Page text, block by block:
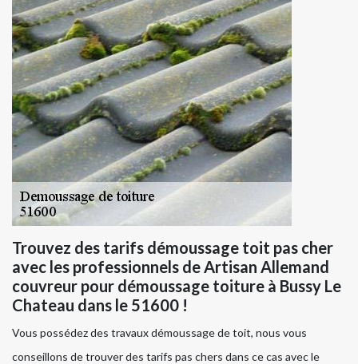
Trouvez des tarifs démoussage toit pas cher
avec les professionnels de Artisan Allemand
couvreur pour démoussage toiture à Bussy Le
Chateau dans le 51600 !
Vous possédez des travaux démoussage de toit, nous vous
conseillons de trouver des tarifs pas chers dans ce cas avec le